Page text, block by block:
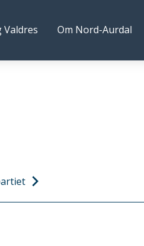
Valdres Om Nord-Aurdal